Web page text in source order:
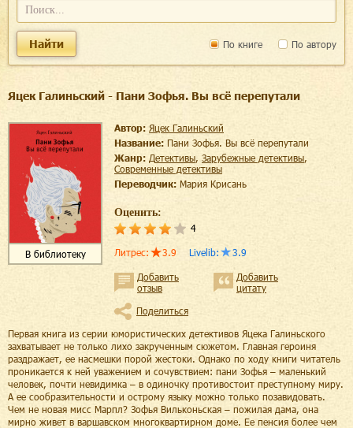
По книге По автору
Найти
Яцек Галиньский - Пани Зофья. Вы всё перепутали
В библиотеку
Автор: Яцек Галиньский
Название: Пани Зофья. Вы всё перепутали
Жанр:
детективы, зарубежные детективы,
современные детективы
Переводчик: Мария Крисань
Оценить:
4
Литрес: 3.9 Livelib: 3.9
Добавить
отзыв
Добавить
цитату
Поделиться
Первая книга из серии юмористических детективов Яцека Галиньского
захватывает не только лихо закрученным сюжетом. Главная героиня
раздражает, ее насмешки порой жестоки. Однако по ходу книги читатель
проникается к ней уважением и сочувствием: пани Зофья – маленький
человек, почти невидимка – в одиночку противостоит преступному миру.
А ее сообразительности и острому языку можно только позавидовать.
Чем не новая мисс Марпл? Зофья Вильконьская – пожилая дама, она
мирно живет в варшавском многоквартирном доме. Ее пенсия более чем